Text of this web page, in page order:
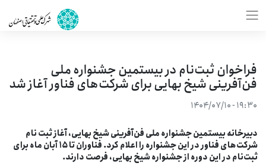
فراخوان ثبت‌نام در بیستمین جشنواره ملی
فن‌آفرینی شیخ بهایی برای شرکت‌های فناور آغاز شد
۱۹:۳۰ - ۱۴۰۴/۰۷/۱۰
بیستمین جشنواره ملی فن‌آفرینی شیخ بهایی، آغاز ثبت نام
شرکت‌های فناور در این جشنواره را اعلام کرد. فناوران تا ۱۵ آبان ماه برای
در این دوره از جشنواره شیخ بهایی، فرصت دارند.